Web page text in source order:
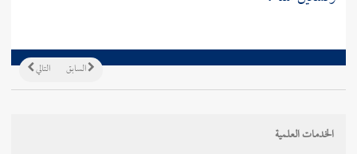
التالي السابق
الخدمات العلمية